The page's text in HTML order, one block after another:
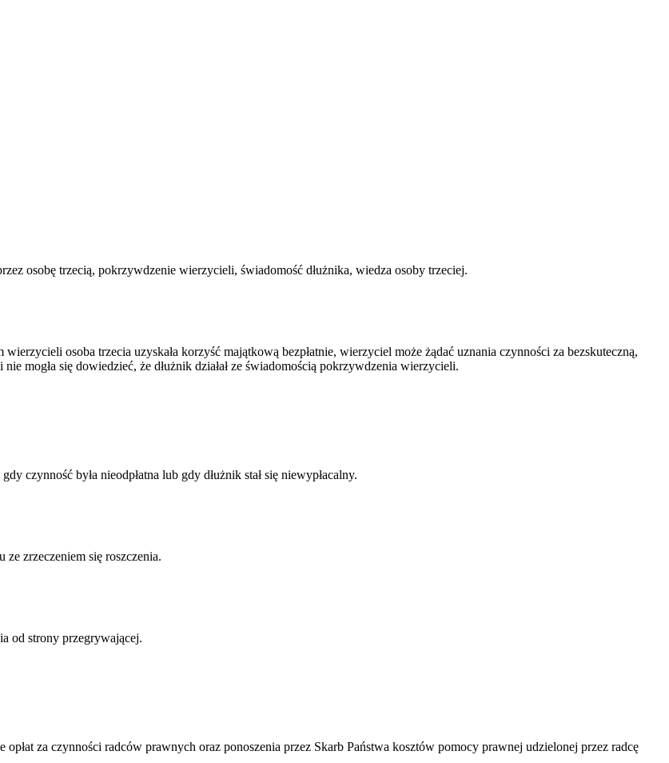
osobę trzecią, pokrzywdzenie wierzycieli, świadomość dłużnika, wiedza osoby trzeciej.
osoba trzecia uzyskała korzyść majątkową bezpłatnie, wierzyciel może żądać uznania czynności za bezskuteczną,
mogła się dowiedzieć, że dłużnik działał ze świadomością pokrzywdzenia wierzycieli.
czynność była nieodpłatna lub gdy dłużnik stał się niewypłacalny.
zrzeczeniem się roszczenia.
od strony przegrywającej.
za czynności radców prawnych oraz ponoszenia przez Skarb Państwa kosztów pomocy prawnej udzielonej przez radcę